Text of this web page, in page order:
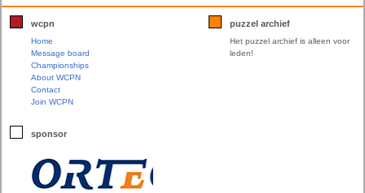
wcpn
Home
Message board
Championships
About WCPN
Contact
Join WCPN
sponsor
puzzel archief
Het puzzel archief is alleen voor
leden!